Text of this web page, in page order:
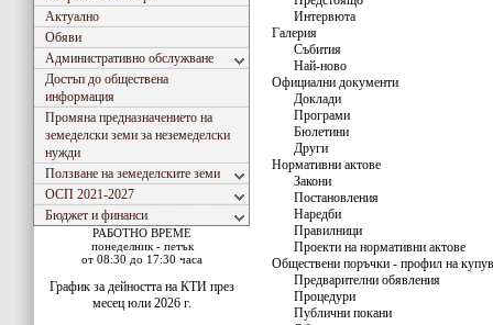
Актуално
Обяви
Административно обслужване
Достъп до обществена
информация
Промяна предназначението на
земеделски земи за неземеделски
нужди
Ползване на земеделските земи
ОСП 2021-2027
Бюджет и финанси
РАБОТНО ВРЕМЕ
понеделник - петък
от 08:30 до 17:30 часа
График за дейността на КТИ през
месец юли 2026 г.
Интервюта
Галерия
Събития
Най-ново
Официални документи
Доклади
Програми
Бюлетини
Други
Нормативни актове
Закони
Постановления
Наредби
Правилници
Проекти на нормативни актове
Обществени поръчки - профил на
Предварителни обявления
Процедури
Публични покани